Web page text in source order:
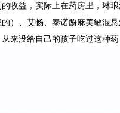
收益，实际上在药房里，琳
）、艾畅、泰诺酚麻美敏混
来没给自己的孩子吃过这种药